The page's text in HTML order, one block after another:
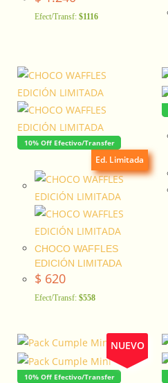
Efect/Transf: $1116
10% Off Efectivo/Transfer
Ed. Limitada
CHOCO WAFFLES
EDICIÓN LIMITADA
$ 620
Efect/Transf: $558
10% Off Efectivo/Transfer
NUEVO